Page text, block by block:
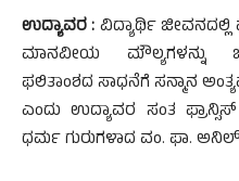
ಉದ್ಯಾವರ : ವಿದ್ಯಾರ್ಥಿ ಜೀವನದಲ್ಲಿ
ಮಾನವೀಯ ಮೌಲ್ಯಗಳನ್ನು
ಫಲಿತಾಂಶದ ಸಾಧನೆಗೆ ಸನ್ಮಾನ
ಎಂದು ಉದ್ಯಾವರ ಸಂತ
ಧರ್ಮ ಗುರುಗಳಾದ ವo. ಫಾ.